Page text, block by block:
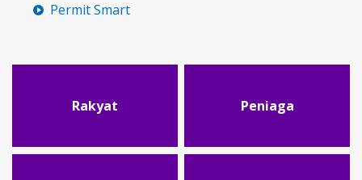
Permit Smart
Rakyat Peniaga